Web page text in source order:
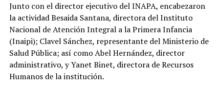
Junto con el director ejecutivo del INAPA, encabezaron
la actividad Besaida Santana, directora del Instituto
Nacional de Atención Integral a la Primera Infancia
(Inaipi); Clavel Sánchez, representante del Ministerio de
Salud Pública; así como Abel Hernández, director
administrativo, y Yanet Binet, directora de Recursos
Humanos de la institución.